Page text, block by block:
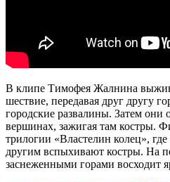
В клипе Тимофея Жалнина
шествие, передавая друг другу
городские развалины. Затем они
вершинах, зажигая там костры.
трилогии «Властелин колец»,
другим вспыхивают костры. На
заснеженными горами восходит